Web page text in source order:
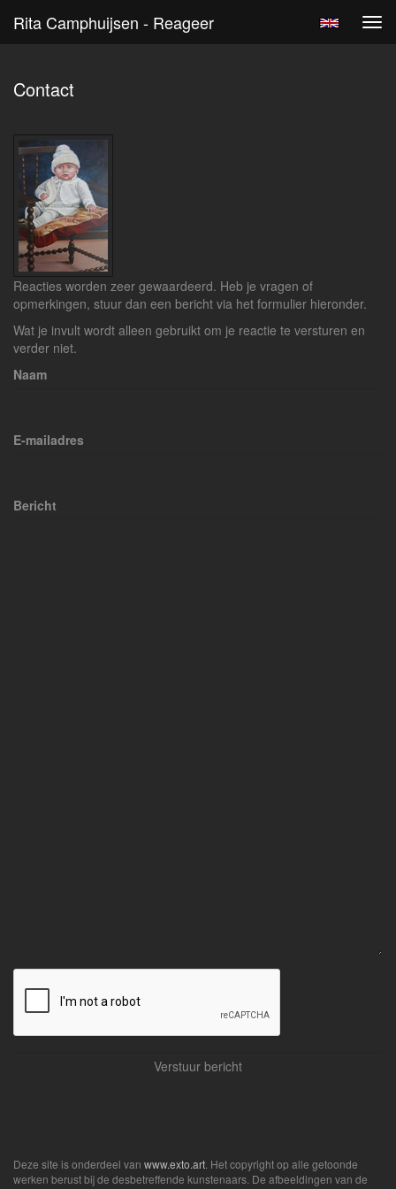
Rita Camphuijsen - Reageer
Contact
Reacties worden zeer gewaardeerd. Heb je vragen of
opmerkingen, stuur dan een bericht via het formulier hieronder.
Wat je invult wordt alleen gebruikt om je reactie te versturen en
verder niet.
Naam
E-mailadres
Bericht
Deze site is onderdeel van www.exto.art . Het copyright op alle getoonde
werken berust bij de desbetreffende kunstenaars. De afbeeldingen van de